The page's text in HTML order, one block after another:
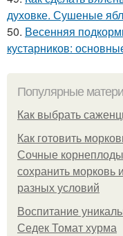
духовке. Сушеные
50. Весенняя
кустарников:
Популярные
Как выбрать
Как готовить
Сочные
сохранить морковь
разных условий
Воспитание
Седек Томат хурма